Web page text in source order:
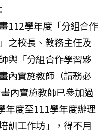
112學年度「分組合作
之校長、教務主任及
與「分組合作學習夥
內實施教師（請務必
內實施教師已參加過
年度至111學年度辦理
訓工作坊」，得不用